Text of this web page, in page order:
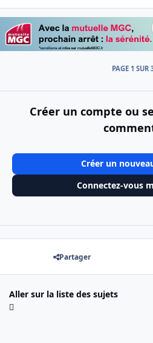
PAGE 1 SUR
Créer un compte ou
Créer un
Connectez-vous
Partager
Aller sur la liste des sujets